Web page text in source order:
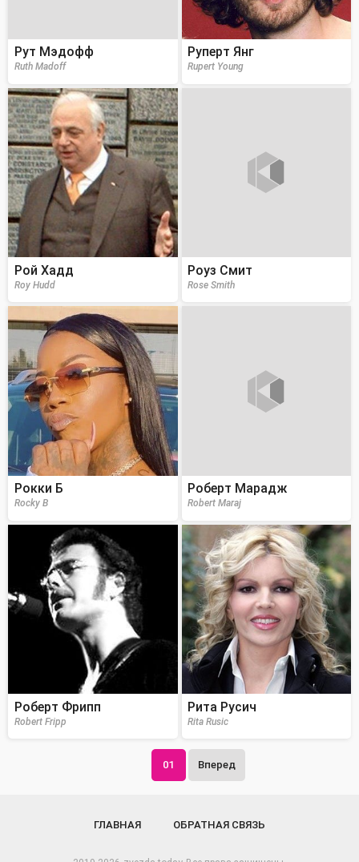
Рут Мэдофф
Ruth Madoff
Руперт Янг
Rupert Young
Рой Хадд
Roy Hudd
Роуз Смит
Rose Smith
Рокки Б
Rocky B
Роберт Марадж
Robert Maraj
Роберт Фрипп
Robert Fripp
Рита Русич
Rita Rusic
01 Вперед
ГЛАВНАЯ ОБРАТНАЯ СВЯЗЬ